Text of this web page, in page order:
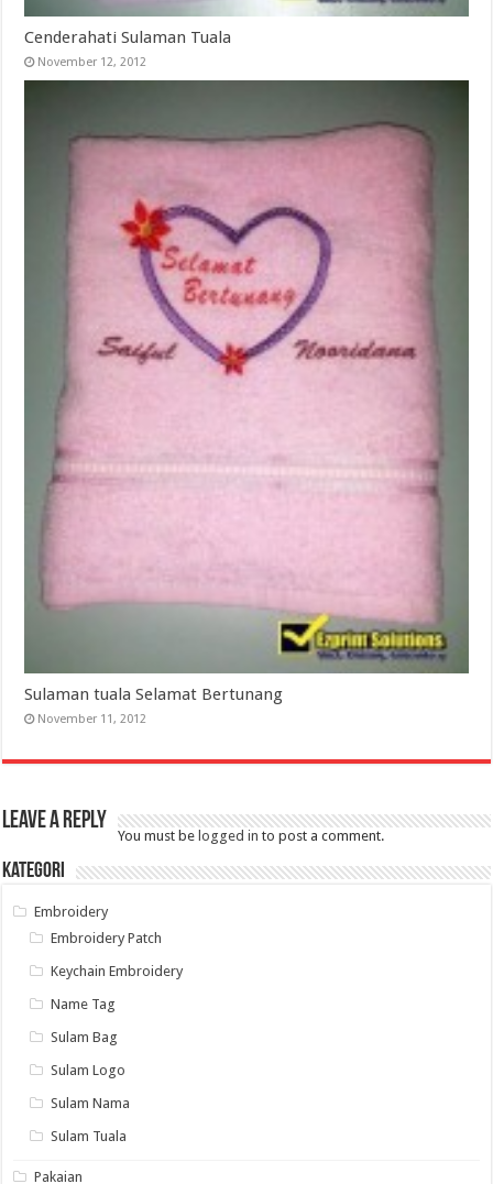
Cenderahati Sulaman Tuala
November 12, 2012
Sulaman tuala Selamat Bertunang
November 11, 2012
Leave a Reply
You must be logged in to post a comment.
Kategori
Embroidery
Embroidery Patch
Keychain Embroidery
Name Tag
Sulam Bag
Sulam Logo
Sulam Nama
Sulam Tuala
Pakaian